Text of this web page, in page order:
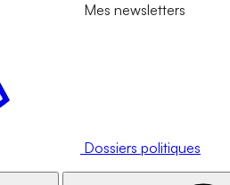
Mes newsletters
Dossiers politiques